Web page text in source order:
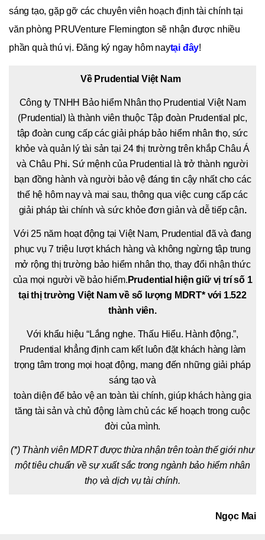
sáng tạo, gặp gỡ các chuyên viên hoạch định tài chính tại
văn phòng PRUVenture Flemington sẽ nhận được nhiều
phần quà thú vị. Đăng ký ngay hôm naytại đây!
Về Prudential Việt Nam
Công ty TNHH Bảo hiểm Nhân thọ Prudential Việt Nam
(Prudential) là thành viên thuộc Tập đoàn Prudential plc,
tập đoàn cung cấp các giải pháp bảo hiểm nhân thọ, sức
khỏe và quản lý tài sản tại 24 thị trường trên khắp Châu Á
và Châu Phi. Sứ mệnh của Prudential là trở thành người
bạn đồng hành và người bảo vệ đáng tin cậy nhất cho các
thế hệ hôm nay và mai sau, thông qua việc cung cấp các
giải pháp tài chính và sức khỏe đơn giản và dễ tiếp cận.
Với 25 năm hoạt động tại Việt Nam, Prudential đã và đang
phục vụ 7 triệu lượt khách hàng và không ngừng tập trung
mở rộng thị trường bảo hiểm nhân thọ, thay đổi nhận thức
của mọi người về bảo hiểm. Prudential hiện giữ vị trí số 1
tại thị trườngViệt Nam về số lượng MDRT* với 1.522
thành viên.
Với khẩu hiệu “Lắng nghe. Thấu Hiểu. Hành động.”,
Prudential khẳng định cam kết luôn đặt khách hàng làm
trọng tâm trong mọi hoạt động, mang đến những giải pháp
sáng tạo và
toàn diện để bảo vệ an toàn tài chính, giúp khách hàng gia
tăng tài sản và chủ động làm chủ các kế hoạch trong cuộc
đời của mình.
(*) Thành viên MDRT được thừa nhận trên toàn thế giới như
một tiêu chuẩn về sự xuất sắc trong ngành bảo hiểm nhân
thọ và dịch vụ tài chính.
Ngọc Mai